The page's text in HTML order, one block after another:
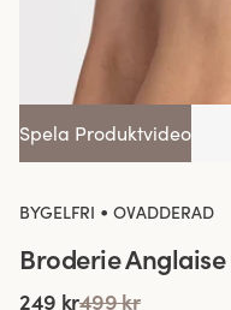
Spela Produktvideo
BYGELFRI • OVADDERAD
Broderie
249 kr499 kr